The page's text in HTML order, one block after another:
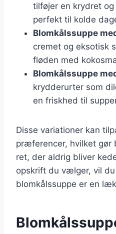
tilføjer en krydret
perfekt til kolde
Blomkålssuppe
cremet og eksotisk
fløden med
Blomkålssuppe
krydderurter som
en friskhed til
Disse variationer kan
præferencer, hvilket gør
ret, der aldrig bliver
opskrift du vælger, vil
blomkålssuppe er en